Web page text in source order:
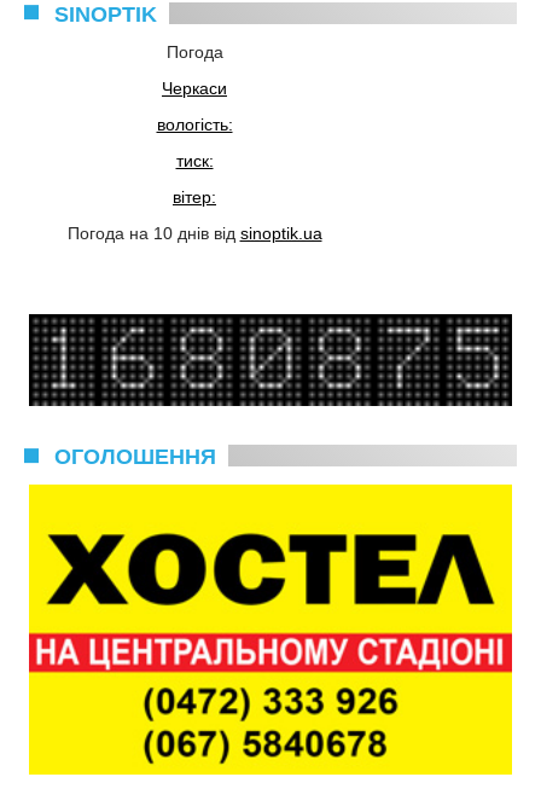
SINOPTIK
Погода
Черкаси
вологість:
тиск:
вітер:
Погода на 10 днів від sinoptik.ua
ОГОЛОШЕННЯ